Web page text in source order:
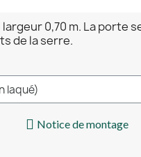
0,70 m. La porte
de la serre.
Notice de montage